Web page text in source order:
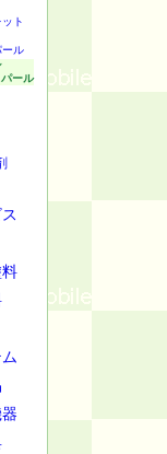
ト
ール
パール